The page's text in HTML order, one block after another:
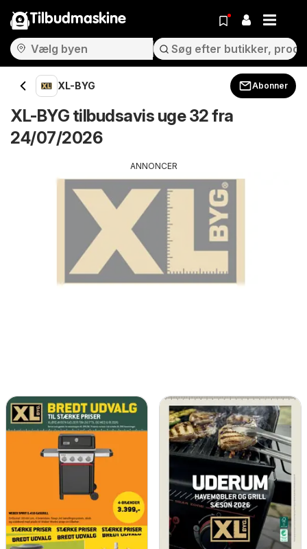
Tilbudmaskine
XL-BYG Abonner
XL-BYG tilbudsavis uge 32 fra
24/07/2026
ANNONCER